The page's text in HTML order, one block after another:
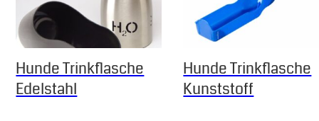
Hunde Trinkflasche
Edelstahl
Hunde Trinkflasche
Kunststoff